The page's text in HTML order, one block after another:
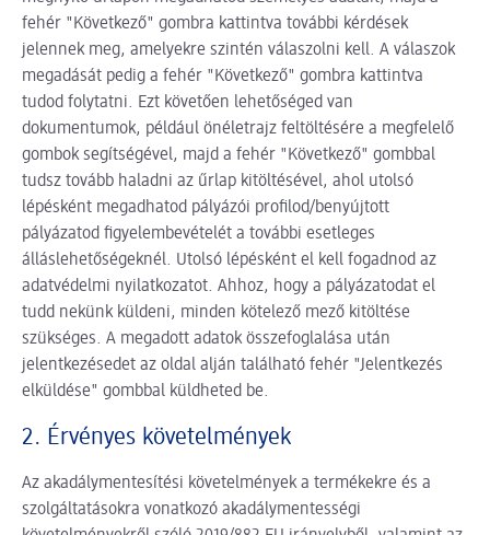
fehér "Következő" gombra kattintva további kérdések
jelennek meg, amelyekre szintén válaszolni kell. A válaszok
megadását pedig a fehér "Következő" gombra kattintva
tudod folytatni. Ezt követően lehetőséged van
dokumentumok, például önéletrajz feltöltésére a megfelelő
gombok segítségével, majd a fehér "Következő" gombbal
tudsz tovább haladni az űrlap kitöltésével, ahol utolsó
lépésként megadhatod pályázói profilod/benyújtott
pályázatod figyelembevételét a további esetleges
álláslehetőségeknél. Utolsó lépésként el kell fogadnod az
adatvédelmi nyilatkozatot. Ahhoz, hogy a pályázatodat el
tudd nekünk küldeni, minden kötelező mező kitöltése
szükséges. A megadott adatok összefoglalása után
jelentkezésedet az oldal alján található fehér "Jelentkezés
elküldése" gombbal küldheted be.
2. Érvényes követelmények
Az akadálymentesítési követelmények a termékekre és a
szolgáltatásokra vonatkozó akadálymentességi